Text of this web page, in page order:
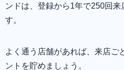
ンドは、登録から1年で250回
す。
よく通う店舗があれば、来店ご
ントを貯めましょう。